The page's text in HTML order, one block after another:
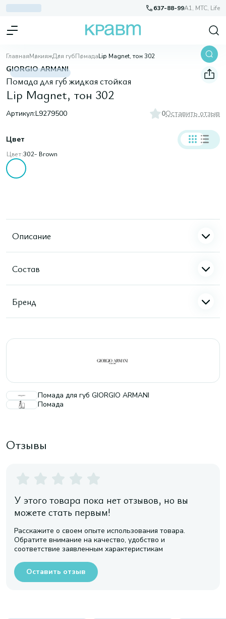
637-88-99A1, МТС, Life
ГлавнаяМакияжДля губПомадаLip Magnet, тон 302
GIORGIO ARMANI
Помада для губ жидкая стойкая
Lip Magnet, тон 302
Артикул:L9279500 0Оставить отзыв
Цвет
Цвет:302- Brown
Описание
Состав
Бренд
Помада для губ GIORGIO ARMANI
Помада
Отзывы
У этого товара пока нет отзывов, но вы
можете стать первым!
Расскажите о своем опыте использования товара.
Обратите внимание на качество, удобство и
соответствие заявленным характеристикам
Оставить отзыв